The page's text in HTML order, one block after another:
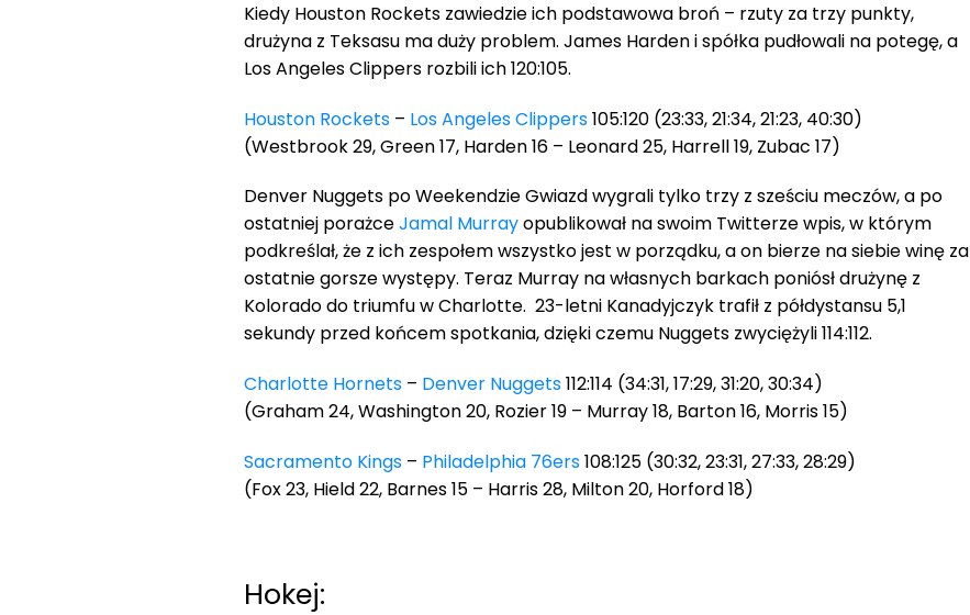
Kiedy Houston Rockets zawiedzie ich podstawowa broń – rzuty za trzy punkty,
drużyna z Teksasu ma duży problem. James Harden i spółka pudłowali na potegę, a
Los Angeles Clippers rozbili ich 120:105.
Houston Rockets – Los Angeles Clippers105:120 (23:33, 21:34, 21:23, 40:30)
(Westbrook 29, Green 17, Harden 16 – Leonard 25, Harrell 19, Zubac 17)
Denver Nuggets po Weekendzie Gwiazd wygrali tylko trzy z sześciu meczów, a po
ostatniej porażceJamal Murrayopublikował na swoim Twitterze wpis, w którym
podkreślał, że z ich zespołem wszystko jest w porządku, a on bierze na siebie winę za
ostatnie gorsze występy. Teraz Murray na własnych barkach poniósł drużynę z
Kolorado do triumfu w Charlotte. 23-letni Kanadyjczyk trafił z półdystansu 5,1
sekundy przed końcem spotkania, dzięki czemu Nuggets zwyciężyli 114:112.
Charlotte Hornets – Denver Nuggets112:114 (34:31, 17:29, 31:20, 30:34)
(Graham 24, Washington 20, Rozier 19 – Murray 18, Barton 16, Morris 15)
Sacramento Kings – Philadelphia 76ers108:125 (30:32, 23:31, 27:33, 28:29)
(Fox 23, Hield 22, Barnes 15 – Harris 28, Milton 20, Horford 18)
Hokej: